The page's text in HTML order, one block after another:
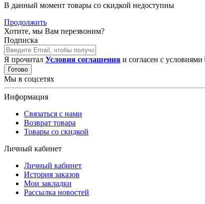
В данный момент товары со скидкой недоступны
Продолжить
Хотите, мы Вам перезвоним?
Подписка
Я прочитал Условия соглашения и согласен с условиями
Готово
Мы в соцсетях
Информация
Связаться с нами
Возврат товара
Товары со скидкой
Личный кабинет
Личный кабинет
История заказов
Мои закладки
Рассылка новостей